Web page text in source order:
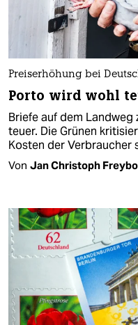
Preiserhöhung bei
Porto wird wohl
Briefe auf dem
teuer. Die Grünen
Kosten der Verbraucher
Von Jan Christoph